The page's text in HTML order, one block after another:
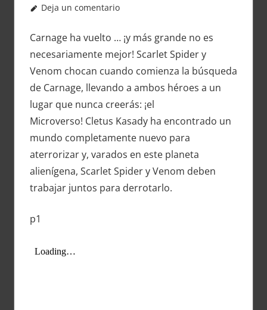
Deja un comentario
Carnage ha vuelto … ¡y más grande no es
necesariamente mejor! Scarlet Spider y
Venom chocan cuando comienza la búsqueda
de Carnage, llevando a ambos héroes a un
lugar que nunca creerás: ¡el
Microverso! Cletus Kasady ha encontrado un
mundo completamente nuevo para
aterrorizar y, varados en este planeta
alienígena, Scarlet Spider y Venom deben
trabajar juntos para derrotarlo.
p1